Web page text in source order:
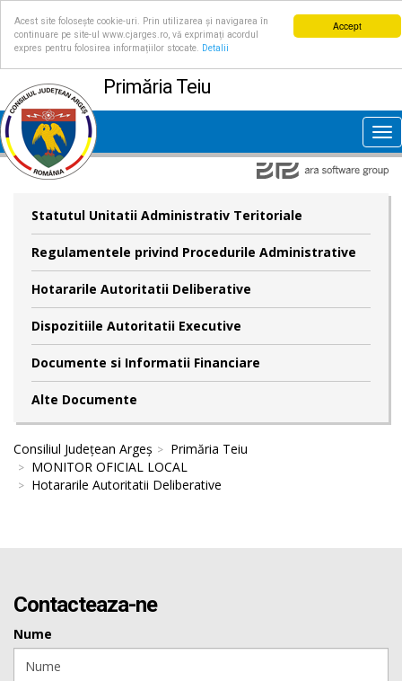
Accept
Acest site folosește cookie-uri. Prin utilizarea și navigarea în
continuare pe site-ul www.cjarges.ro, vă exprimați acordul
expres pentru folosirea informațiilor stocate.
Detalii
Primăria Teiu
Statutul Unitatii Administrativ Teritoriale
Regulamentele privind Procedurile Administrative
Hotararile Autoritatii Deliberative
Dispozitiile Autoritatii Executive
Documente si Informatii Financiare
Alte Documente
Consiliul Județean Argeș
Primăria Teiu
MONITOR OFICIAL LOCAL
Hotararile Autoritatii Deliberative
Contacteaza-ne
Nume